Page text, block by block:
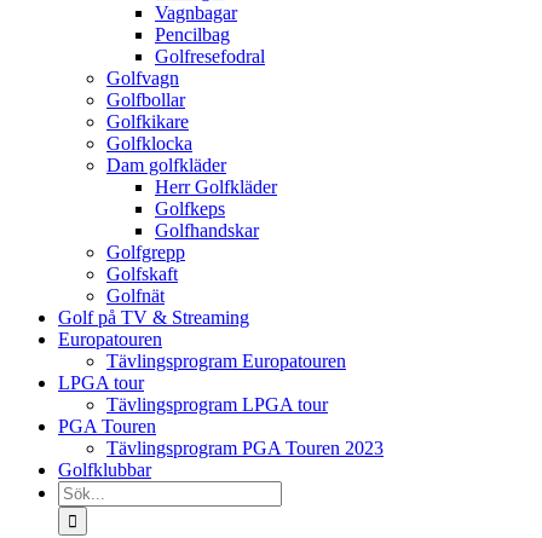
Vagnbagar
Pencilbag
Golfresefodral
Golfvagn
Golfbollar
Golfkikare
Golfklocka
Dam golfkläder
Herr Golfkläder
Golfkeps
Golfhandskar
Golfgrepp
Golfskaft
Golfnät
Golf på TV & Streaming
Europatouren
Tävlingsprogram Europatouren
LPGA tour
Tävlingsprogram LPGA tour
PGA Touren
Tävlingsprogram PGA Touren 2023
Golfklubbar
Sök
efter: